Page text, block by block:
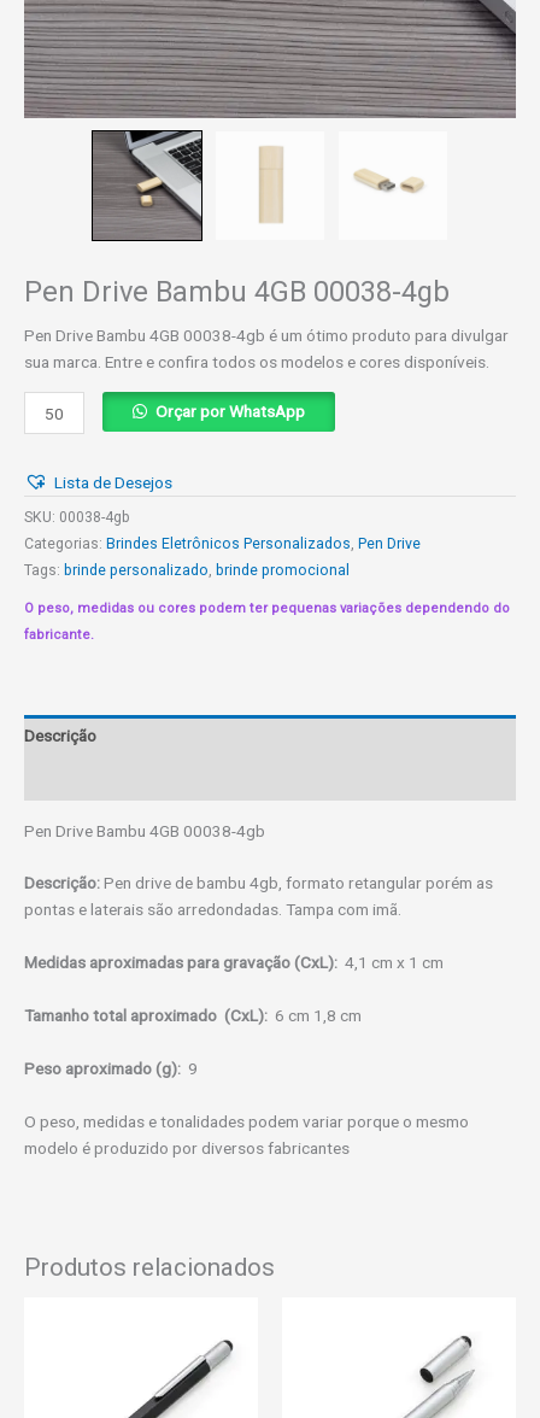
Pen Drive Bambu 4GB 00038-4gb
Pen Drive Bambu 4GB 00038-4gb é um ótimo produto para divulgar
sua marca. Entre e confira todos os modelos e cores disponíveis.
Drive
4GB
00038-
4gb
quantidade
Orçar por WhatsApp
Lista de Desejos
SKU: 00038-4gb
Categorias: Brindes Eletrônicos Personalizados, Pen Drive
Tags: brinde personalizado, brinde promocional
O peso, medidas ou cores podem ter pequenas variações dependendo do
fabricante.
Descrição
Pen Drive Bambu 4GB 00038-4gb
Descrição:Pen drive de bambu 4gb, formato retangular porém as
pontas e laterais são arredondadas. Tampa com imã.
Medidas aproximadas para gravação (CxL): 4,1 cm x 1 cm
Tamanho total aproximado (CxL): 6 cm 1,8 cm
Peso aproximado (g): 9
O peso, medidas e tonalidades podem variar porque o mesmo
modelo é produzido por diversos fabricantes
Produtos relacionados